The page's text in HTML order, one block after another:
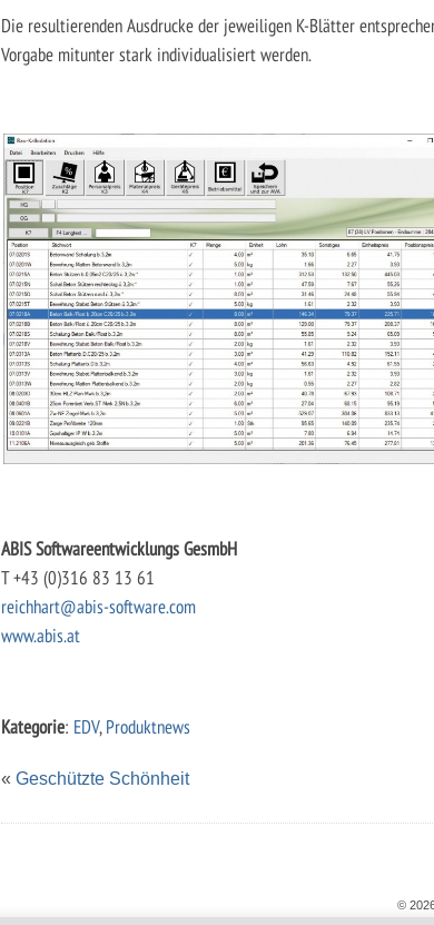
Die resultierenden Ausdrucke der jeweiligen K-Blätter
Vorgabe mitunter stark individualisiert werden.
ABIS Softwareentwicklungs GesmbH
T +43 (0)316 83 13 61
reichhart@abis-software.com
www.abis.at
Kategorie: EDV,Produktnews
« Geschützte Schönheit
©